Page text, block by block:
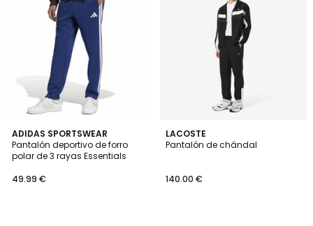
ADIDAS SPORTSWEAR
Pantalón deportivo de forro
polar de 3 rayas Essentials
49.99 €
3,5
/ 5
2
Colores
LACOSTE
Pantalón de chándal
140.00 €